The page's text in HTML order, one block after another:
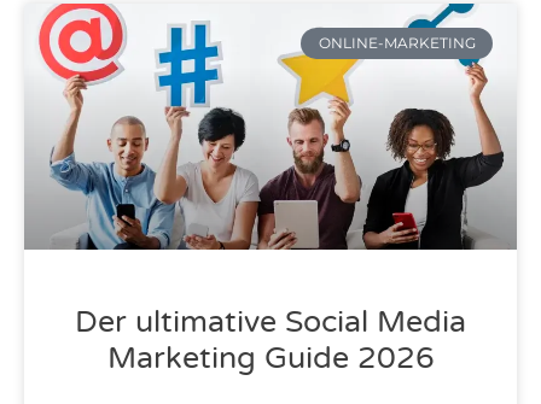
ONLINE-MARKETING
Der ultimative Social Media
Marketing Guide 2026